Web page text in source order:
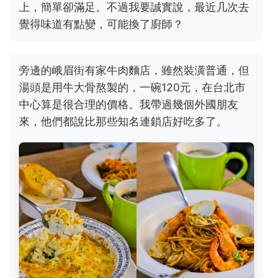
上，簡單卻滿足。不過我要誠實說，最近几次去
覺得味道有點變，可能換了廚師？
旁邊的峨眉街有家牛肉麵店，雖然裝潢普通，但
湯頭是用牛大骨熬製的，一碗120元，在台北市
中心算是很合理的價格。我帶過幾個外國朋友
來，他們都說比那些知名連鎖店好吃多了。